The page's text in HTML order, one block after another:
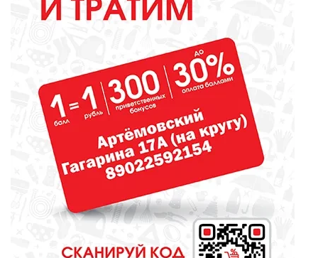
ОБЩЕСТВО
Какие вирусы могут уничтожить
домашних свиней и птиц?
СПОРТ
Денис Паслер поставил
футбольному клубу «Урал»
задачу выйти в Российскую
премьер-лигу
Газманов, «Город мастеров» и